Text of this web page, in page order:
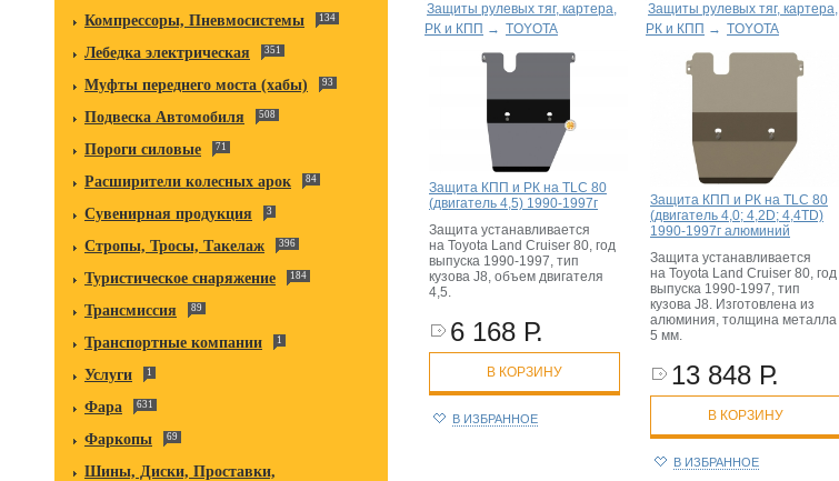
Компрессоры, Пневмосистемы 134
Лебедка электрическая 351
Муфты переднего моста (хабы) 93
Подвеска Автомобиля 508
Пороги силовые 71
Расширители колесных арок 84
Сувенирная продукция 3
Стропы, Тросы, Такелаж 396
Туристическое снаряжение 184
Трансмиссия 89
Транспортные компании 1
Услуги 1
Фара 631
Фаркопы 69
Шины, Диски, Проставки,
Защиты рулевых тяг, картера,
РК и КПП → TOYOTA
Защита КПП и РК на TLC 80
(двигатель 4,5) 1990-1997г
Защита устанавливается
на Toyota Land Cruiser 80, год
выпуска 1990-1997, тип
кузова J8, объем двигателя
4,5.
6 168 Р.
В КОРЗИНУ
В ИЗБРАННОЕ
Защиты рулевых тяг, картера,
РК и КПП → TOYOTA
Защита КПП и РК на TLC 80
(двигатель 4,0; 4,2D; 4,4TD)
1990-1997г алюминий
Защита устанавливается
на Toyota Land Cruiser 80, год
выпуска 1990-1997, тип
кузова J8. Изготовлена из
алюминия, толщина металла
5 мм.
13 848 Р.
В КОРЗИНУ
В ИЗБРАННОЕ